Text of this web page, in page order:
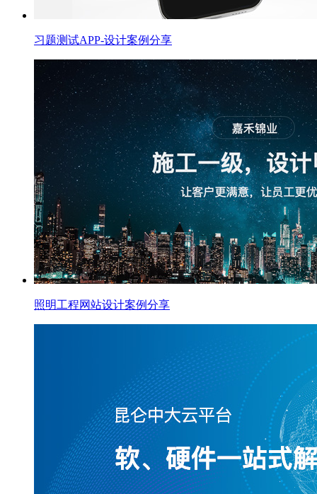
习题测试APP-设计案例分享
照明工程网站设计案例分享